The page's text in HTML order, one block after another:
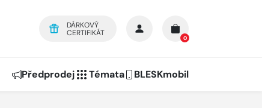
DÁRKOVÝ
CERTIFIKÁT
0
Předprodej Témata BLESKmobil